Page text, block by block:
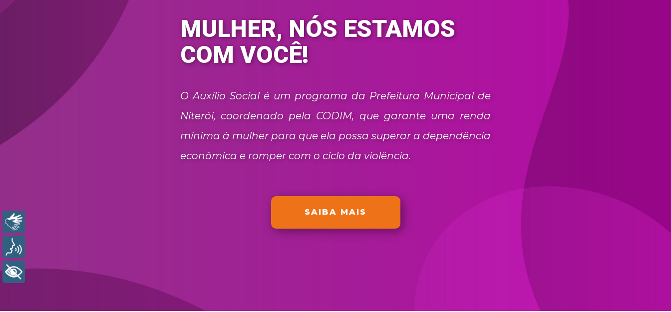
MULHER, NÓS ESTAMOS
COM VOCÊ!
O Auxílio Social é um programa da Prefeitura Municipal de
Niterói, coordenado pela CODIM, que garante uma renda
mínima à mulher para que ela possa superar a dependência
econômica e romper com o ciclo da violência.
SAIBA MAIS
+ Acessibilidade